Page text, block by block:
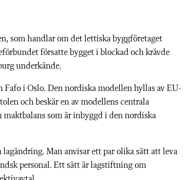
som handlar om det lettiska byggföretaget
försatte bygget i blockad och krävde
underkände.
i Oslo. Den nordiska modellen hyllas av EU-
och beskär en av modellens centrala
som är inbyggd i den nordiska
Man anvisar ett par olika sätt att leva
personal. Ett sätt är lagstiftning om